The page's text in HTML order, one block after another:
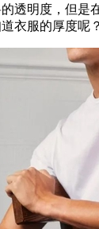
透明度，但是
衣服的厚度呢？